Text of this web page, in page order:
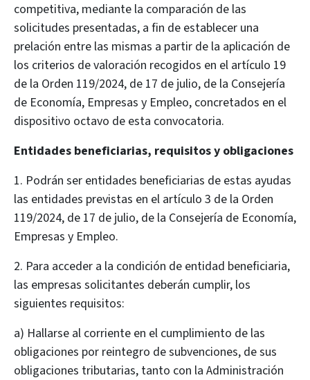
competitiva, mediante la comparación de las
solicitudes presentadas, a fin de establecer una
prelación entre las mismas a partir de la aplicación de
los criterios de valoración recogidos en el artículo 19
de la Orden 119/2024, de 17 de julio, de la Consejería
de Economía, Empresas y Empleo, concretados en el
dispositivo octavo de esta convocatoria.
Entidades beneficiarias, requisitos y obligaciones
1. Podrán ser entidades beneficiarias de estas ayudas
las entidades previstas en el artículo 3 de la Orden
119/2024, de 17 de julio, de la Consejería de Economía,
Empresas y Empleo.
2. Para acceder a la condición de entidad beneficiaria,
las empresas solicitantes deberán cumplir, los
siguientes requisitos:
a) Hallarse al corriente en el cumplimiento de las
obligaciones por reintegro de subvenciones, de sus
obligaciones tributarias, tanto con la Administración